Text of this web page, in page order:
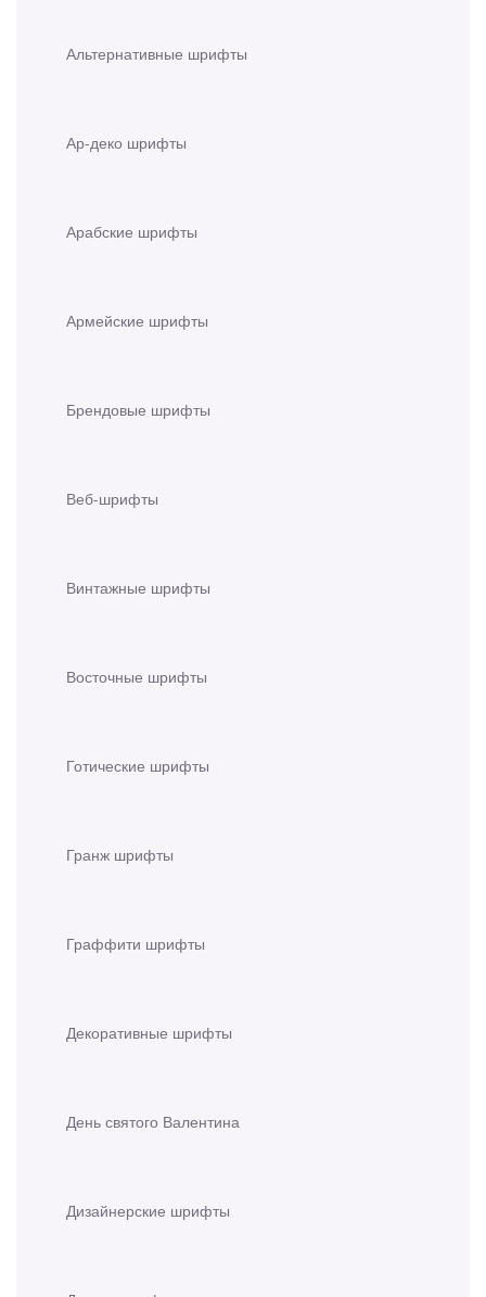
Альтернативные шрифты
Ар-деко шрифты
Арабские шрифты
Армейские шрифты
Брендовые шрифты
Веб-шрифты
Винтажные шрифты
Восточные шрифты
Готические шрифты
Гранж шрифты
Граффити шрифты
Декоративные шрифты
День святого Валентина
Дизайнерские шрифты